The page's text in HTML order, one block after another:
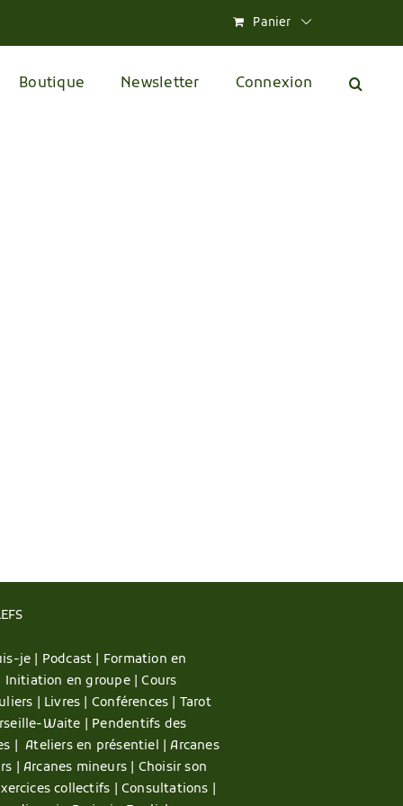
Panier
Boutique Newsletter Connexion
je | Podcast | Formation en
Initiation en groupe |Cours
| Livres | Conférences | Tarot
Waite | Pendentifs des
|Ateliers en présentiel |Arcanes
| Arcanes mineurs | Choisir son
collectifs | Consultations |